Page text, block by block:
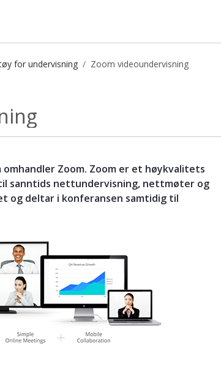
for undervisning Zoom videoundervisning
Zoom. Zoom er et høykvalitets
sanntids nettundervisning, nettmøter og
og deltar i konferansen samtidig til